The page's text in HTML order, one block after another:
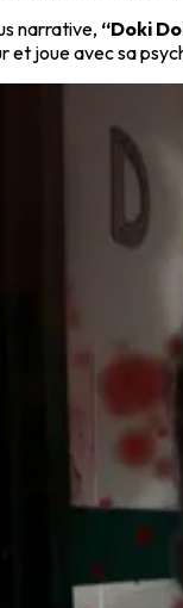
narrative, “Doki
et joue avec sa